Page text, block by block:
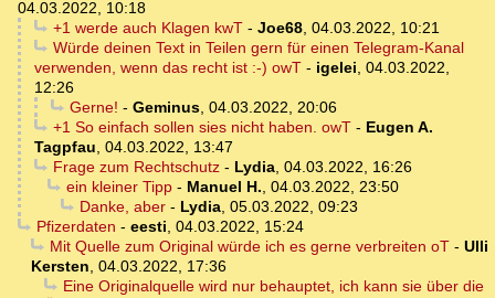
04.03.2022, 10:18
+1 werde auch Klagen kwT- Joe68, 04.03.2022, 10:21
Würde deinen Text in Teilen gern für einen Telegram-Kanal
verwenden, wenn das recht ist :-) owT - igelei, 04.03.2022,
12:26
Gerne! - Geminus, 04.03.2022, 20:06
+1 So einfach sollen sies nicht haben. owT- Eugen A.
Tagpfau, 04.03.2022, 13:47
Frage zum Rechtschutz- Lydia, 04.03.2022, 16:26
ein kleiner Tipp- Manuel H., 04.03.2022, 23:50
Danke, aber- Lydia, 05.03.2022, 09:23
Pfizerdaten - eesti, 04.03.2022, 15:24
Mit Quelle zum Original würde ich es gerne verbreiten oT- Ulli
Kersten, 04.03.2022, 17:36
Eine Originalquelle wird nur behauptet, ich kann sie über die